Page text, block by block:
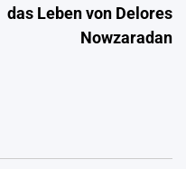
das Leben von Delores
Nowzaradan